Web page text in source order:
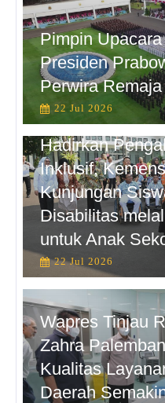
Pimpin
Presiden
Perwira
22 Jul 2026
Hadirkan
Inklusif,
Kunjungan
Disabilitas
untuk Anak
22 Jul 2026
Wapres Tinjau
Zahra
Kualitas
Daerah